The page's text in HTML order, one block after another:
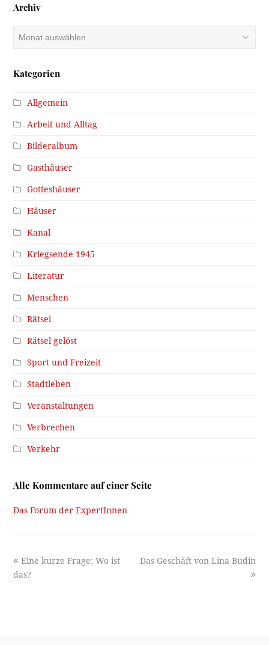
Archiv
Kategorien
Allgemein
Arbeit und Alltag
Bilderalbum
Gasthäuser
Gotteshäuser
Häuser
Kanal
Kriegsende 1945
Literatur
Menschen
Rätsel
Rätsel gelöst
Sport und Freizeit
Stadtleben
Veranstaltungen
Verbrechen
Verkehr
Alle Kommentare auf einer Seite
Das Forum der ExpertInnen
previous
post:
Eine kurze Frage: Wo ist
das?
next
Das Geschäft von Lina Budin